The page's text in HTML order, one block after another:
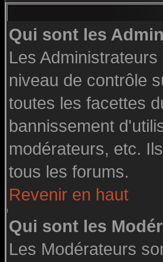
Qui sont les
Les
niveau de contrôle
toutes les facettes
bannissement
modérateurs, etc.
tous les forums.
Revenir en haut
Qui sont les
Les Modérateurs